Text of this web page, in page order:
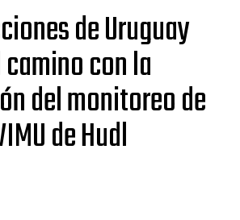
de Uruguay
con la
del monitoreo de
de Hudl